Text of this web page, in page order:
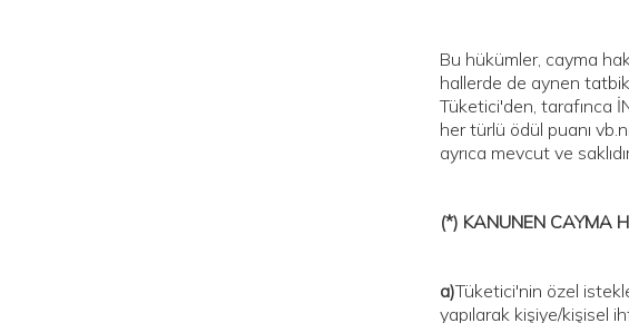
Bu hükümler, cayma
hallerde de aynen
Tüketici'den, tarafınca
her türlü ödül puanı
ayrıca mevcut ve
(*) KANUNEN CAYMA
a)Tüketici'nin özel
yapılarak kişiye/kişisel